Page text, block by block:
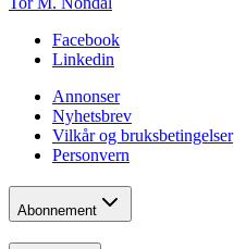
Facebook
Linkedin
Annonser
Nyhetsbrev
Vilkår og bruksbetingelser
Personvern
Abonnement